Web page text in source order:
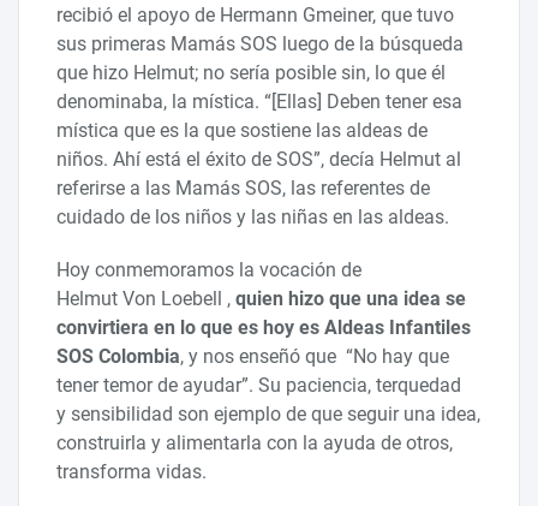
recibió el apoyo de Hermann Gmeiner, que tuvo
sus primeras Mamás SOS luego de la búsqueda
que hizo Helmut; no sería posible sin, lo que él
denominaba, la mística. “[Ellas] Deben tener esa
mística que es la que sostiene las aldeas de
niños. Ahí está el éxito de SOS”, decía Helmut al
referirse a las Mamás SOS, las referentes de
cuidado de los niños y las niñas en las aldeas.
Hoy conmemoramos la vocación de
Helmut Von Loebell ,quien hizo que una idea se
convirtiera en lo que es hoy es Aldeas Infantiles
SOS Colombia, y nos enseñó que “No hay que
tener temor de ayudar”. Su paciencia, terquedad
y sensibilidad son ejemplo de que seguir una idea,
construirla y alimentarla con la ayuda de otros,
transforma vidas.